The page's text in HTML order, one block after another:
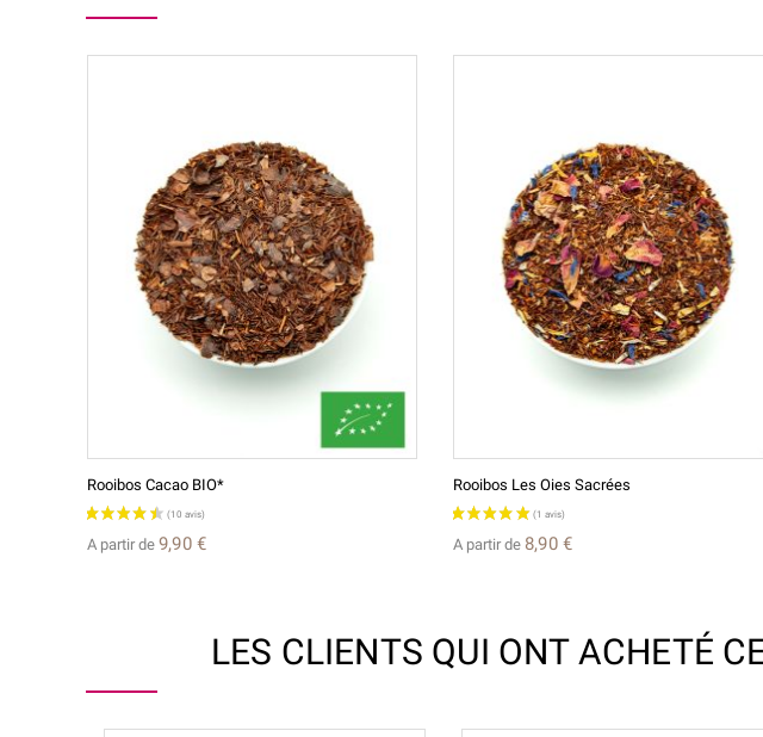
Rooibos Cacao BIO*
A partir de 9,90 €
Rooibos Les Oies Sacrées
A partir de 8,90 €
LES CLIENTS QUI ONT ACHETÉ